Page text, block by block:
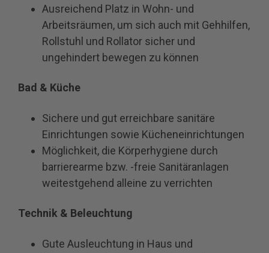
Ausreichend Platz in Wohn- und
Arbeitsräumen, um sich auch mit Gehhilfen,
Rollstuhl und Rollator sicher und
ungehindert bewegen zu können
Bad & Küche
Sichere und gut erreichbare sanitäre
Einrichtungen sowie Kücheneinrichtungen
Möglichkeit, die Körperhygiene durch
barrierearme bzw. -freie Sanitäranlagen
weitestgehend alleine zu verrichten
Technik & Beleuchtung
Gute Ausleuchtung in Haus und